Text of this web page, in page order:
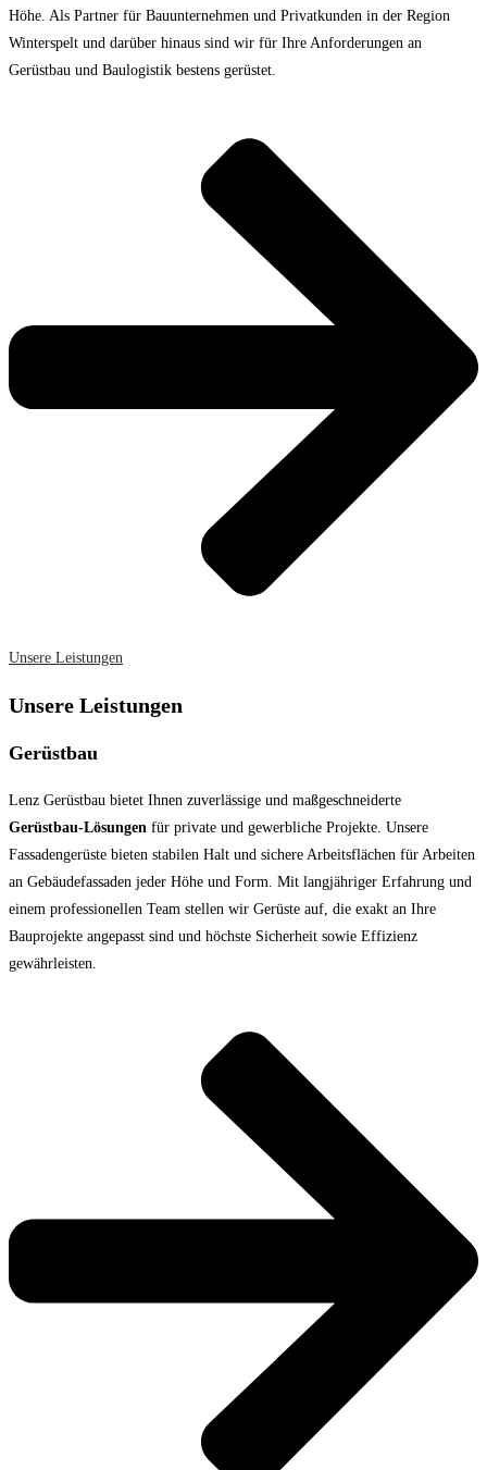
Höhe. Als Partner für Bauunternehmen und Privatkunden in der Region
Winterspelt und darüber hinaus sind wir für Ihre Anforderungen an
Gerüstbau und Baulogistik bestens gerüstet.
Unsere Leistungen
Unsere Leistungen
Gerüstbau
Lenz Gerüstbau bietet Ihnen zuverlässige und maßgeschneiderte
Gerüstbau-Lösungen für private und gewerbliche Projekte. Unsere
Fassadengerüste bieten stabilen Halt und sichere Arbeitsflächen für Arbeiten
an Gebäudefassaden jeder Höhe und Form. Mit langjähriger Erfahrung und
einem professionellen Team stellen wir Gerüste auf, die exakt an Ihre
Bauprojekte angepasst sind und höchste Sicherheit sowie Effizienz
gewährleisten.